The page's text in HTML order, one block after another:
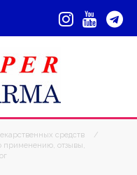
средств
/
применению, отзывы,